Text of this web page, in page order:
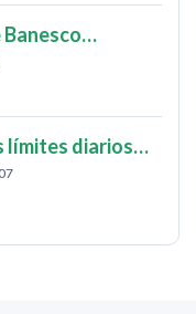
Banesco…
límites diarios…